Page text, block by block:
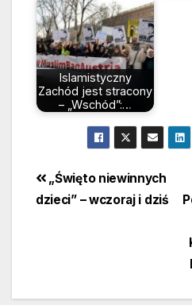
Islamistyczny
Zachód jest stracony
– „Wschód”:…
„Święto niewinnych
dzieci” – wczoraj i dziś